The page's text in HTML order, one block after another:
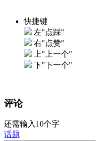
快捷键
左"点踩"
右"点赞"
上"上一个"
下"下一个"
评论
还需输入10个字
话题